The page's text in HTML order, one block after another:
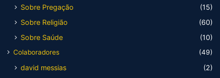
Sobre Pregação
(15)
Sobre Religião
(60)
Sobre Saúde
(10)
Colaboradores (49)
david messias
(2)